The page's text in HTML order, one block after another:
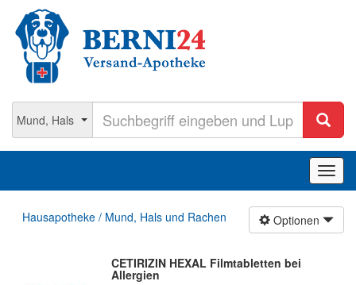
ein-/
Optionen
Hausapotheke / Mund, Hals und Rachen
CETIRIZIN HEXAL Filmtabletten bei
Allergien